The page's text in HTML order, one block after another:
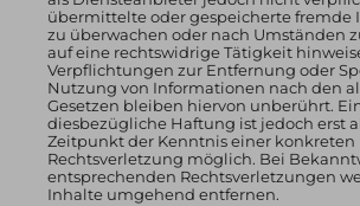
übermittelte oder gespeicherte fremde
zu überwachen oder nach Umständen
auf eine rechtswidrige Tätigkeit
Verpflichtungen zur Entfernung oder
Nutzung von Informationen nach den
Gesetzen bleiben hiervon unberührt.
diesbezügliche Haftung ist jedoch erst
Zeitpunkt der Kenntnis einer konkreten
Rechtsverletzung möglich. Bei
entsprechenden Rechtsverletzungen
Inhalte umgehend entfernen.